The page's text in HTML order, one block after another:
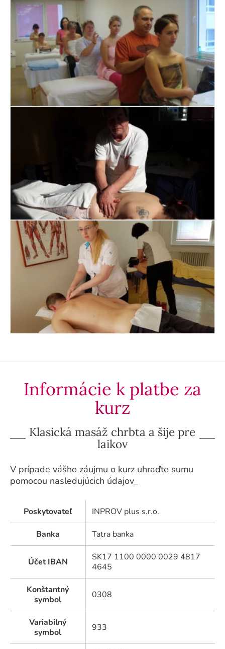
Informácie k platbe za
kurz
Klasická masáž chrbta a šije pre
laikov
V prípade vášho záujmu o kurz uhraďte sumu
pomocou nasledujúcich údajov_
Poskytovateľ INPROV plus s.r.o.
Banka Tatra banka
Účet IBAN
SK17 1100 0000 0029 4817
4645
Konštantný
symbol
0308
Variabilný
symbol
933